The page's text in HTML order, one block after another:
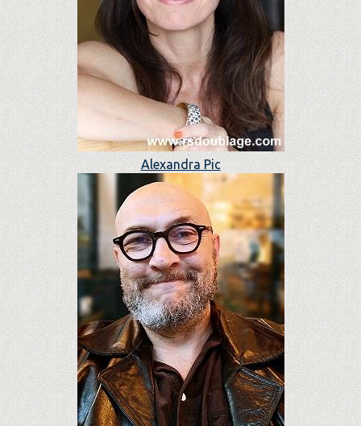
Alexandra Pic